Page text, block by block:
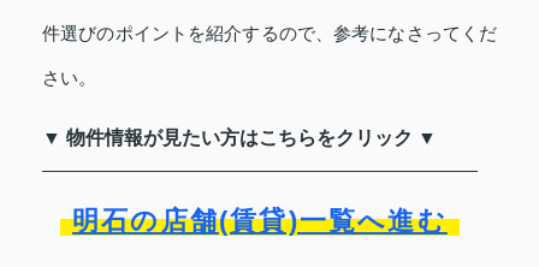
件選びのポイントを紹介するので、参考になさってくだ
さい。
▼ 物件情報が見たい方はこちらをクリック ▼
明石の店舗(賃貸)一覧へ進む